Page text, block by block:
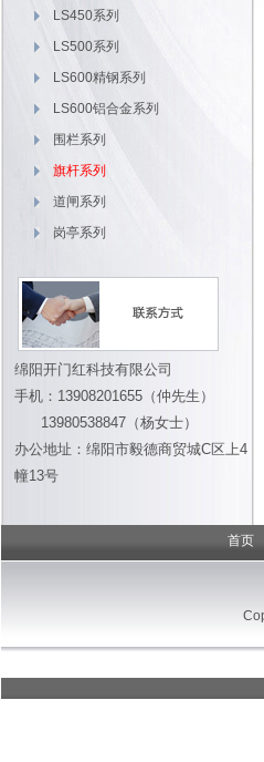
LS450系列
LS500系列
LS600精钢系列
LS600铝合金系列
围栏系列
旗杆系列
道闸系列
岗亭系列
绵阳开门红科技有限公司
手机：13908201655（仲先生）
13980538847（杨女士）
办公地址：绵阳市毅德商贸城C区上4
幢13号
首页